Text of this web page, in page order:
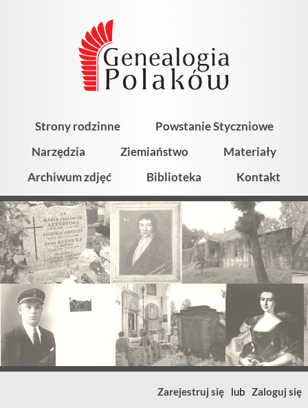
Strony rodzinne
Powstanie Styczniowe
Narzędzia
Ziemiaństwo
Materiały
Archiwum zdjęć
Biblioteka Kontakt
Zarejestruj się lub Zaloguj się